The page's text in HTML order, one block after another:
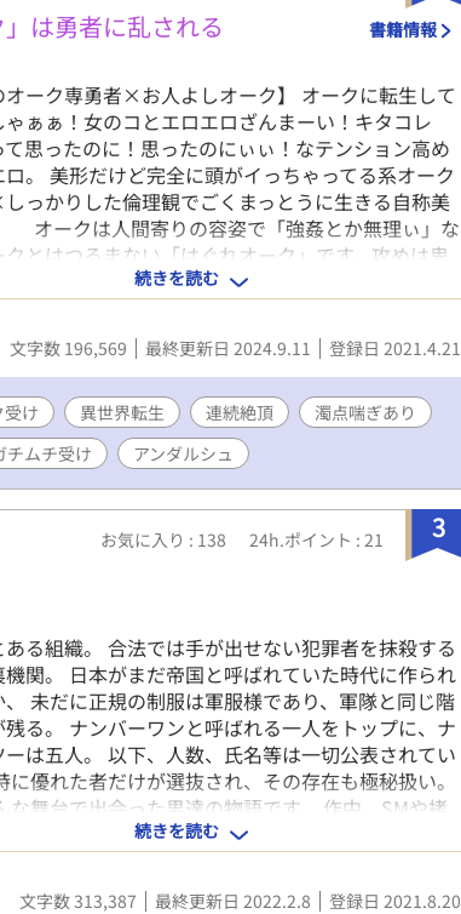
は勇者に乱される 書籍情報
オーク専勇者×お人よしオーク】 オークに転生して
ゃぁぁ！女のコとエロエロざんまーい！キタコレ
て思ったのに！思ったのにぃぃ！なテンション高め
。 美形だけど完全に頭がイっちゃってる系オーク
っかりした倫理観でごくまっとうに生きる自称美
オークは人間寄りの容姿で「強姦とか無理ぃ」な
とはつるまない「はぐれオーク」です。攻めは鬼
それなりにちゃんと愛はある、ハズ。 書籍にはスピ
して脇カプの番外編（年下攻め 部下×上司 M攻
受け 美形王子×男前低身長おっさん 無知ック
軍隊もの）が含まれます。
続きを読む
文字数 196,569 最終更新日 2024.9.11 登録日 2021.4.21
受け 異世界転生 連続絶頂
濁点喘ぎあり
チムチ受け アンダルシュ
3
お気に入り : 138 24h.ポイント : 21
る組織。 合法では手が出せない犯罪者を抹殺する
機関。 日本がまだ帝国と呼ばれていた時代に作られ
、 未だに正規の制服は軍服様であり、軍隊と同じ階
る。 ナンバーワンと呼ばれる一人をトップに、ナ
ーは五人。 以下、人数、氏名等は一切公表されてい
に優れた者だけが選抜され、その存在も極秘扱い。
な舞台で出会った男達の物語です。 作中、SMや拷
写があります。苦手な方はご遠慮ください。 ブログ
の為、短文、視覚的要素を含む段落構成になって
愉しんでいただければ幸いです。
続きを読む
文字数 313,387 最終更新日 2022.2.8 登録日 2021.8.20